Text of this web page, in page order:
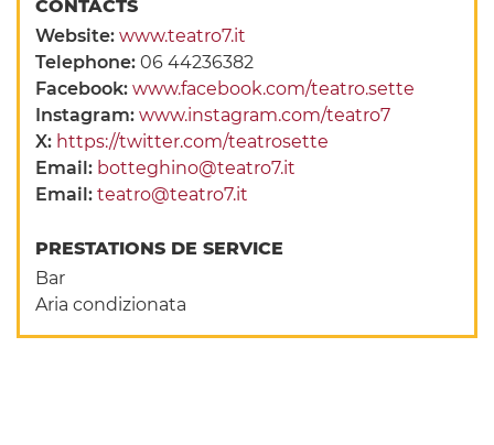
CONTACTS
Website:www.teatro7.it
Telephone:06 44236382
Facebook:www.facebook.com/teatro.sette
Instagram:www.instagram.com/teatro7
X: https://twitter.com/teatrosette
Email: botteghino@teatro7.it
Email:teatro@teatro7.it
PRESTATIONS DE SERVICE
Bar
Aria condizionata